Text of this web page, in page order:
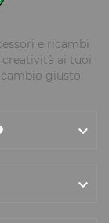
e ricambi
ai tuoi
giusto.

